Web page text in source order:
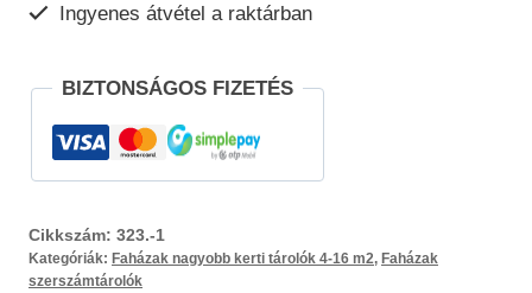
Ingyenes átvétel a raktárban
BIZTONSÁGOS FIZETÉS
Cikkszám: 323.-1
Kategóriák: Faházak nagyobb kerti tárolók 4-16 m2, Faházak
szerszámtárolók